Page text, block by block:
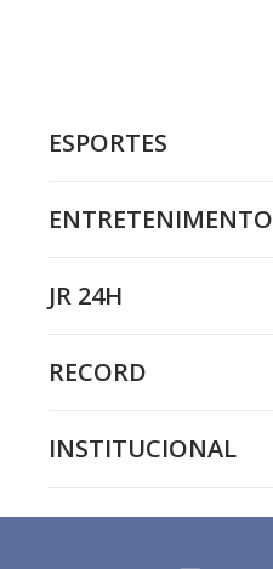
ESPORTES
ENTRETENIMENTO
JR 24H
RECORD
INSTITUCIONAL